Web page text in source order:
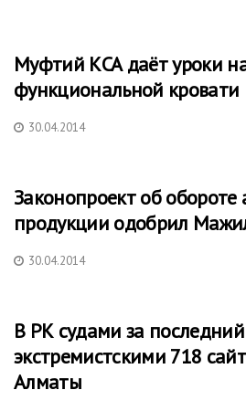
Муфтий КСА даёт уроки
функциональной кровати
30.04.2014
Законопроект об обороте
продукции одобрил
30.04.2014
В РК судами за
экстремистскими 718
Алматы